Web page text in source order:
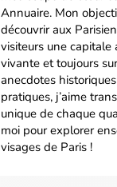
Annuaire. Mon
découvrir aux
visiteurs une capitale
vivante et toujours
anecdotes
pratiques, j’aime
unique de chaque
moi pour explorer
visages de Paris !